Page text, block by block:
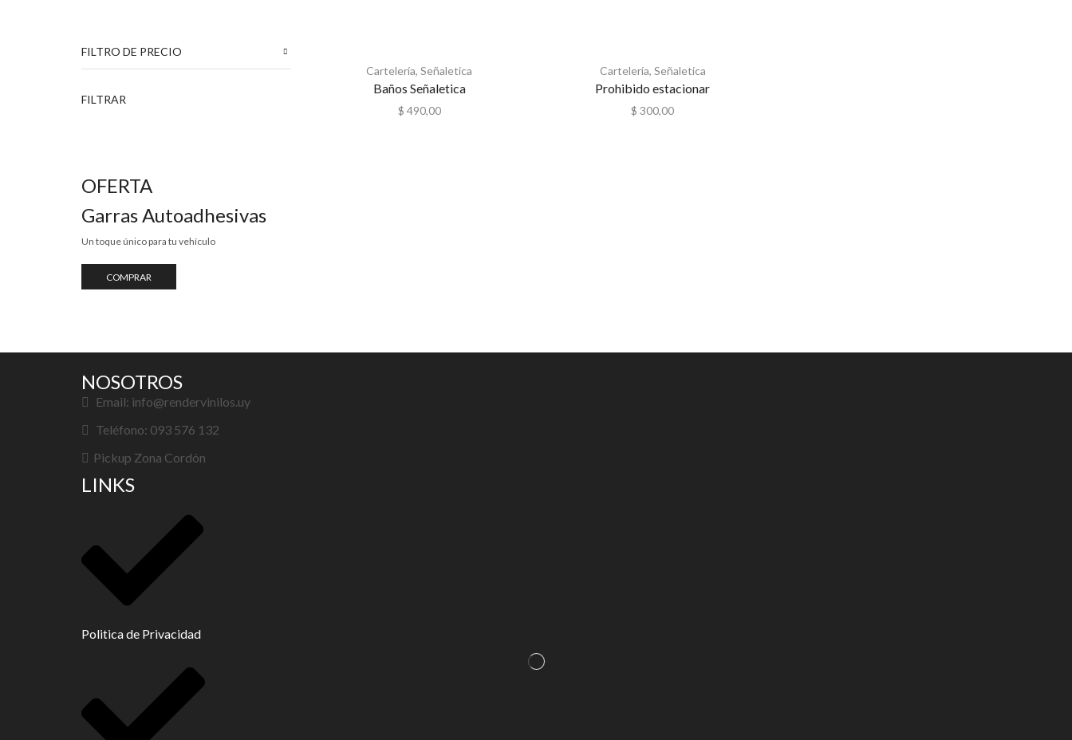
Cartelería,Señaletica
Baños Señaletica
$ 490,00
Cartelería, Señaletica
Prohibido estacionar
$ 300,00
Números Residenciales (6)
Para Vehiculos
Uncategorized
FILTRO DE PRECIO
FILTRAR
OFERTA
Garras Autoadhesivas
Un toque único para tu vehículo
COMPRAR
NOSOTROS
Email: info@rendervinilos.uy
Teléfono: 093 576 132
Pickup Zona Cordón
LINKS
Politica de Privacidad